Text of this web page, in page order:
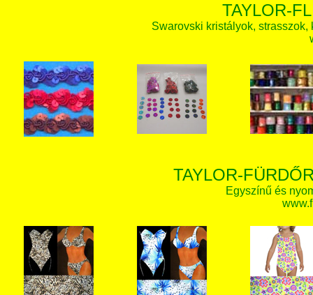
TAYLOR-
Swarovski kristályok,
TAYLOR-
Egyszínű és